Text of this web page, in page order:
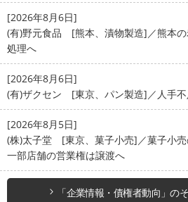
[2026年8月6日]
(有)野元食品 [熊本、漬物製造]／熊本の
処理へ
[2026年8月6日]
(有)ザクセン [東京、パン製造]／人手
[2026年8月5日]
(株)太子堂 [東京、菓子小売]／菓子小売
一部店舗の営業権は譲渡へ
「企業情報・債権者動向」の